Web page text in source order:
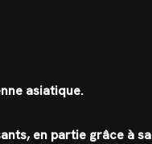
asiatique.
en partie grâce à sa